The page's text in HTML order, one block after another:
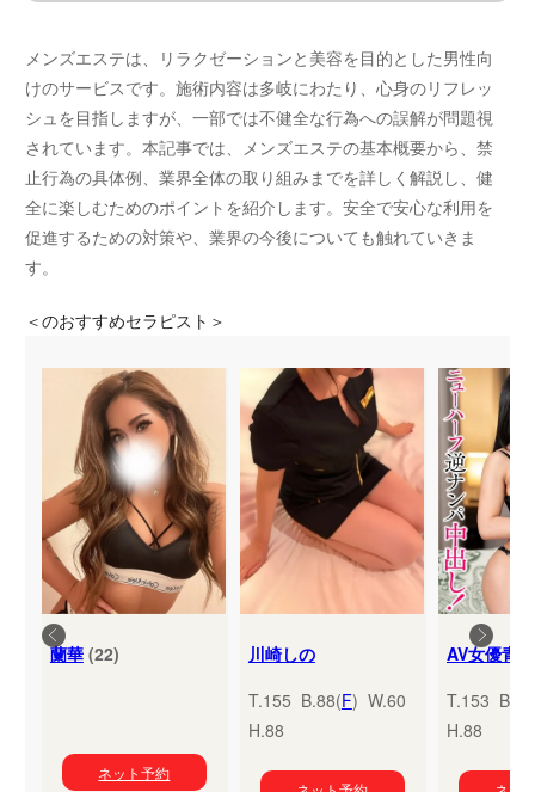
メンズエステは、リラクゼーションと美容を目的とした男性向
けのサービスです。施術内容は多岐にわたり、心身のリフレッ
シュを目指しますが、一部では不健全な行為への誤解が問題視
されています。本記事では、メンズエステの基本概要から、禁
止行為の具体例、業界全体の取り組みまでを詳しく解説し、健
全に楽しむためのポイントを紹介します。安全で安心な利用を
促進するための対策や、業界の今後についても触れていきま
す。
＜のおすすめセラピスト＞
蘭華(22)
ネット予約
川崎しの
T.155 B.88(F) W.60
H.88
T.153
H.88